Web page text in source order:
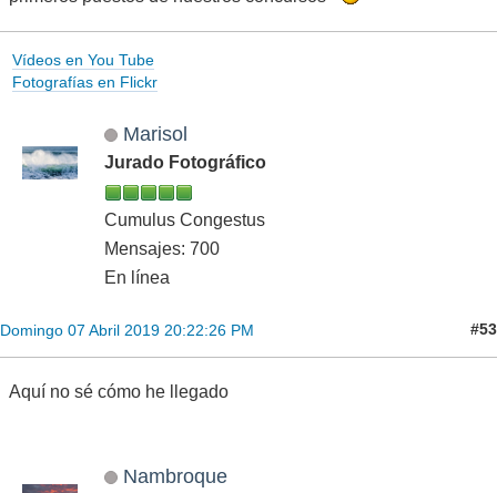
Vídeos en You Tube
Fotografías en Flickr
Marisol
Jurado Fotográfico
Cumulus Congestus
Mensajes: 700
En línea
Domingo 07 Abril 2019 20:22:26 PM #53
Aquí no sé cómo he llegado
Nambroque